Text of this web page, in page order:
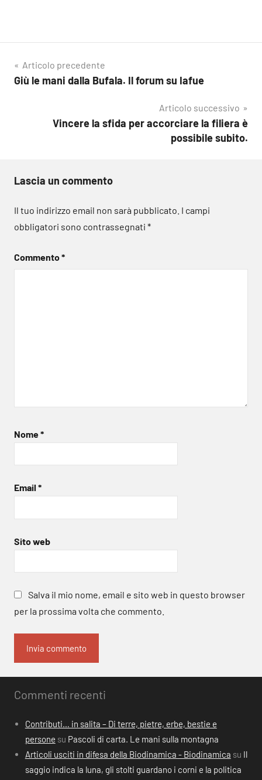
Navigazione
articoli
Articolo precedente
Giù le mani dalla Bufala. Il forum su Iafue
Articolo successivo
Vincere la sfida per accorciare la filiera è
possibile subito.
Lascia un commento
Il tuo indirizzo email non sarà pubblicato. I campi
obbligatori sono contrassegnati *
Commento*
Nome*
Email *
Sito web
Salva il mio nome, email e sito web in questo browser
per la prossima volta che commento.
Commenti recenti
Contributi… in salita – Di terre, pietre, erbe, bestie e
persone su Pascoli di carta. Le mani sulla montagna
Articoli usciti in difesa della Biodinamica - Biodinamica su Il
saggio indica la luna, gli stolti guardano i corni e la politica